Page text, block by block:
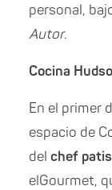
personal,
Autor.
Cocina
En el primer
espacio de
del chef
elGourmet,